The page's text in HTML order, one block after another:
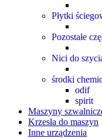
Płytki
Pozostałe
Nici do
środki
odif
spirit
Maszyny
Krzesła do maszyn
Inne urządzenia